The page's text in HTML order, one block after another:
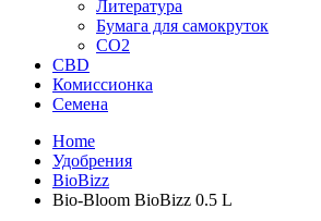
Литература
Бумага для самокруток
CO2
CBD
Комисcионка
Семена
Home
Удобрения
BioBizz
Bio-Bloom BioBizz 0.5 L